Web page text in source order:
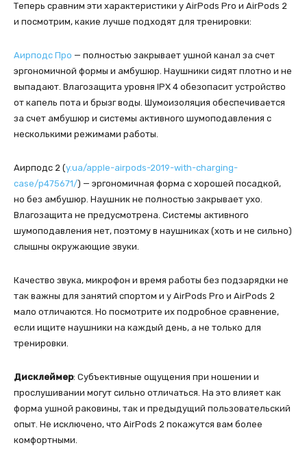
Теперь сравним эти характеристики у AirPods Pro и AirPods 2
и посмотрим, какие лучше подходят для тренировки:
Аирподс Про — полностью закрывает ушной канал за счет
эргономичной формы и амбушюр. Наушники сидят плотно и не
выпадают. Влагозащита уровня IPX 4 обезопасит устройство
от капель пота и брызг воды. Шумоизоляция обеспечивается
за счет амбушюр и системы активного шумоподавления с
несколькими режимами работы.
Аирподс 2 (y.ua/apple-airpods-2019-with-charging-
case/p475671/) — эргономичная форма с хорошей посадкой,
но без амбушюр. Наушник не полностью закрывает ухо.
Влагозащита не предусмотрена. Системы активного
шумоподавления нет, поэтому в наушниках (хоть и не сильно)
слышны окружающие звуки.
Качество звука, микрофон и время работы без подзарядки не
так важны для занятий спортом и у AirPods Pro и AirPods 2
мало отличаются. Но посмотрите их подробное сравнение,
если ищите наушники на каждый день, а не только для
тренировки.
Дисклеймер: Субъективные ощущения при ношении и
прослушивании могут сильно отличаться. На это влияет как
форма ушной раковины, так и предыдущий пользовательский
опыт. Не исключено, что AirPods 2 покажутся вам более
комфортными.